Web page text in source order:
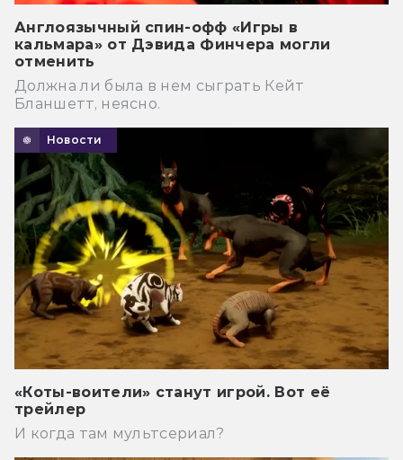
Англоязычный спин-офф «Игры в
кальмара» от Дэвида Финчера могли
отменить
Должна ли была в нем сыграть Кейт
Бланшетт, неясно.
Новости
«Коты-воители» станут игрой. Вот её
трейлер
И когда там мультсериал?